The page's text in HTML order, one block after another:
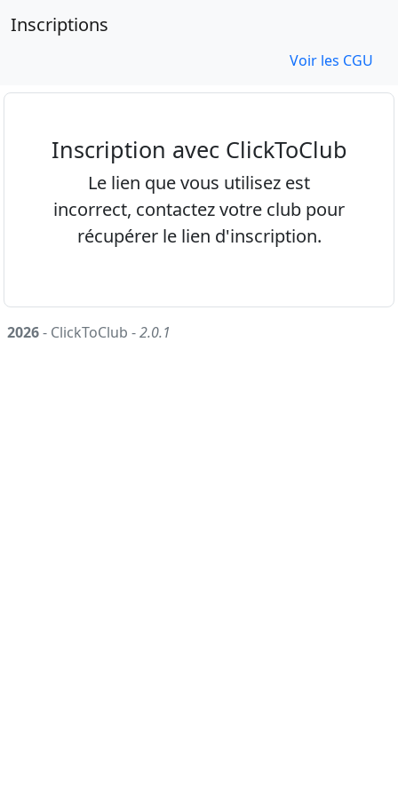
Inscriptions
Voir les CGU
Inscription avec ClickToClub
Le lien que vous utilisez est
incorrect, contactez votre club pour
récupérer le lien d'inscription.
2026- ClickToClub -2.0.1